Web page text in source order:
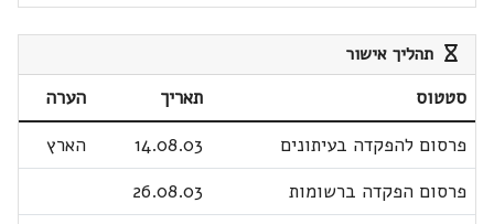
תהליך אישור
סטטוס תאריך
הערה
פרסום להפקדה בעיתונים
14.08.03
הארץ
פרסום הפקדה ברשומות
26.08.03